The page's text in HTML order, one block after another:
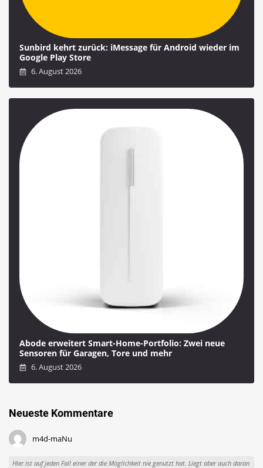
Sunbird kehrt zurück: iMessage für Android wieder im
Google Play Store
6. August 2026
Abode erweitert Smart-Home-Portfolio: Zwei neue
Sensoren für Garagen, Tore und mehr
6. August 2026
Neueste Kommentare
m4d-maNu
Hier ist auf jeden Fall einer der die Möglichkeit nie genutzt hat. Liegt aber auch daran